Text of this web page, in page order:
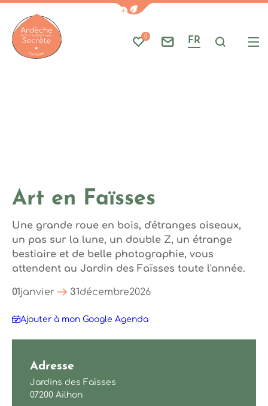
Afficher la barre de
Mes favoris
0
Nous contacter
FR Je
Art en Faïsses
Une grande roue en bois, d'étranges oiseaux,
un pas sur la lune, un double Z, un étrange
bestiaire et de belle photographie, vous
attendent au Jardin des Faïsses toute l'année.
Photo 1
01janvier 31décembre2026
Ajouter à mon Google Agenda
Adresse
Jardins des Faïsses
07200 Ailhon